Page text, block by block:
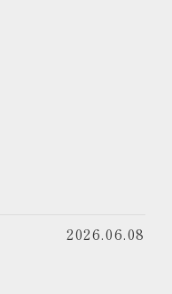
2026.06.08